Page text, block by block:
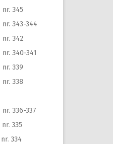
345
343-344
342
340-341
339
338
336-337
335
334